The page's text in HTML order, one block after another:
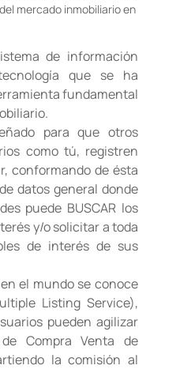
mercado inmobiliario en
de información
que se ha
fundamental
para que otros
como tú, registren
conformando de ésta
datos general donde
puede BUSCAR los
y/o solicitar a toda
de interés de sus
el mundo se conoce
Listing Service),
pueden agilizar
Compra Venta de
la comisión al